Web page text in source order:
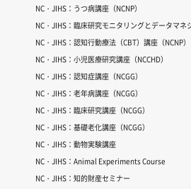
NC・JIHS：うつ病講座（NCNP）
NC・JIHS：臨床研究モニタリングとデータマネ
NC・JIHS：認知行動療法（CBT）講座（NCNP）
NC・JIHS：小児医療研究講座（NCCHD）
NC・JIHS：認知症講座（NCGG）
NC・JIHS：老年病講座（NCGG）
NC・JIHS：臨床研究講座（NCGG）
NC・JIHS：基礎老化講座（NCGG）
NC・JIHS：動物実験講座
NC・JIHS：Animal Experiments Course
NC・JIHS：知的財産セミナー